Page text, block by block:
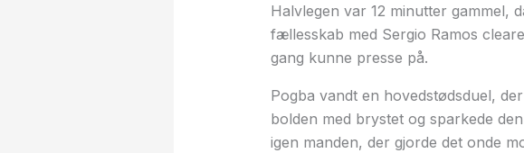
Halvlegen var 12 minutter gammel,
fællesskab med Sergio Ramos
gang kunne presse på.
Pogba vandt en hovedstødsduel,
bolden med brystet og sparkede
igen manden, der gjorde det onde